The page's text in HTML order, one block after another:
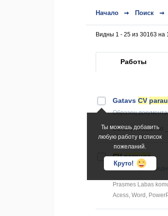
Начало Поиск
Видны 1 - 25 из 30163 на
Работы
Ты можешь добавить
любую работу в список
пожеланий.
Круто!
Gatavs CV
Образец документа
Darba pieredze: no _
CV paraugs
Конспектдля
Prasmes Labas
Acess, Word,